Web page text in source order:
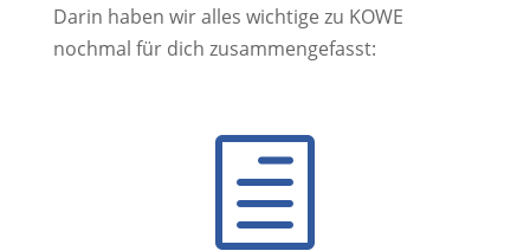
Darin haben wir alles wichtige zu KOWE
nochmal für dich zusammengefasst:
h